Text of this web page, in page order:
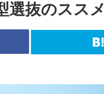
選抜のススメ